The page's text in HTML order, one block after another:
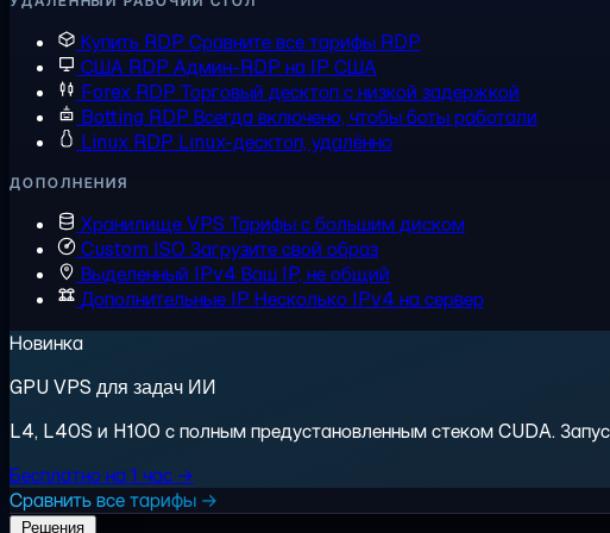
Купить RDP Сравните все тарифы RDP
США RDP Админ-RDP на IP США
Forex RDP Торговый десктоп с низкой задержкой
Botting RDP Всегда включено, чтобы боты работали
Linux RDP Linux-десктоп, удалённо
ДОПОЛНЕНИЯ
Хранилище VPS Тарифы с большим диском
Custom ISO Загрузите свой образ
Выделенный IPv4 Ваш IP, не общий
Дополнительные IP Несколько IPv4 на сервер
Новинка
GPU VPS для задач ИИ
L4, L40S и H100 с полным предустановленным стеком CUDA.
Бесплатно на 1 час →
Сравнить все тарифы →